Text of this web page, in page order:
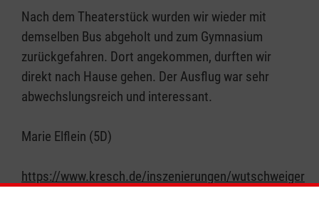
Nach dem Theaterstück wurden wir wieder mit
demselben Bus abgeholt und zum Gymnasium
zurückgefahren. Dort angekommen, durften wir
direkt nach Hause gehen. Der Ausflug war sehr
abwechslungsreich und interessant.
Marie Elflein (5D)
https://www.kresch.de/inszenierungen/wutschweiger